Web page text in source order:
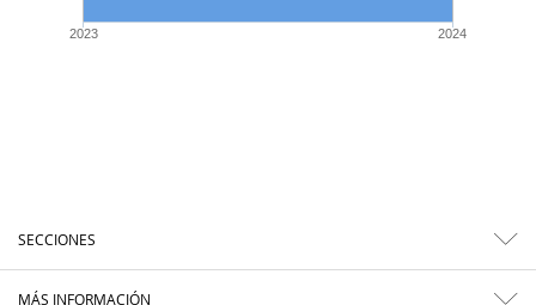
2023 2024
SECCIONES
MÁS INFORMACIÓN